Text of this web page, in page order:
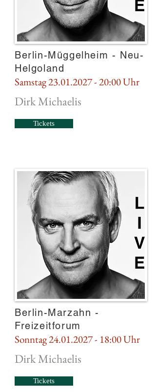
Berlin-Müggelheim - Neu-
Helgoland
Samstag23.01.2027 - 20:00 Uhr
Dirk Michaelis
Tickets
Berlin-Marzahn -
Freizeitforum
Sonntag24.01.2027 - 18:00 Uhr
Dirk Michaelis
Tickets